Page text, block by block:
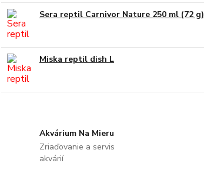
Sera reptil Carnivor Nature 250 ml (72 g)
Miska reptil dish L
Akvárium Na Mieru
Zriaďovanie a servis
akvárií